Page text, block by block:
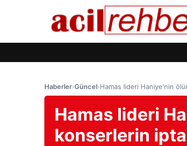
Haberler›Güncel›Hamas lideri Haniye'nin
Hamas lideri
konserlerin